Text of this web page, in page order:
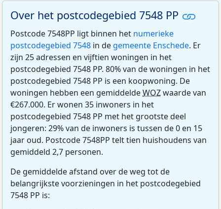
Over het postcodegebied 7548 PP
Postcode 7548PP ligt binnen het numerieke
postcodegebied 7548 in de gemeente Enschede. Er
zijn 25 adressen en vijftien woningen in het
postcodegebied 7548 PP. 80% van de woningen in het
postcodegebied 7548 PP is een koopwoning. De
woningen hebben een gemiddeldeWOZwaarde van
€267.000. Er wonen 35 inwoners in het
postcodegebied 7548 PP met het grootste deel
jongeren: 29% van de inwoners is tussen de 0 en 15
jaar oud. Postcode 7548PP telt tien huishoudens van
gemiddeld 2,7 personen.
De gemiddelde afstand over de weg tot de
belangrijkste voorzieningen in het postcodegebied
7548 PP is: